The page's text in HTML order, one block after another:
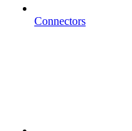
Connectors